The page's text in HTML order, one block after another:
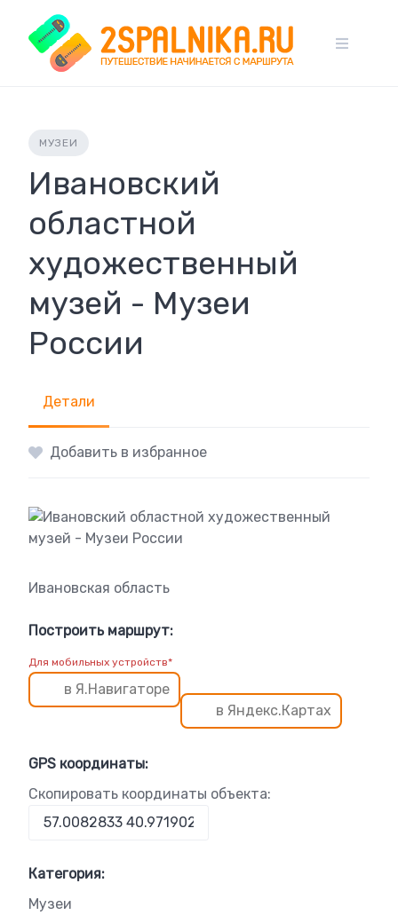
content
МУЗЕИ
Ивановский
областной
художественный
музей - Музеи
России
Детали
Добавить в избранное
Ивановская область
Построить маршрут:
Для мобильных устройств*
в Я.Навигаторе
в Яндекс.Картах
GPS координаты:
Скопировать координаты объекта:
Категория:
Музеи